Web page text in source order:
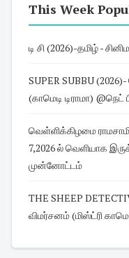
This Week
டி சி (2026)-தமிழ் -
SUPER SUBBU (2026)- தெலுங்கு/
(காமெடி டிராமா) @நெட்
வெள்ளிக்கிழமை
7,2026 ல் வெளியாக
முன்னோட்டம்
THE SHEEP
விமர்சனம் (மிஸ்ட்ரி